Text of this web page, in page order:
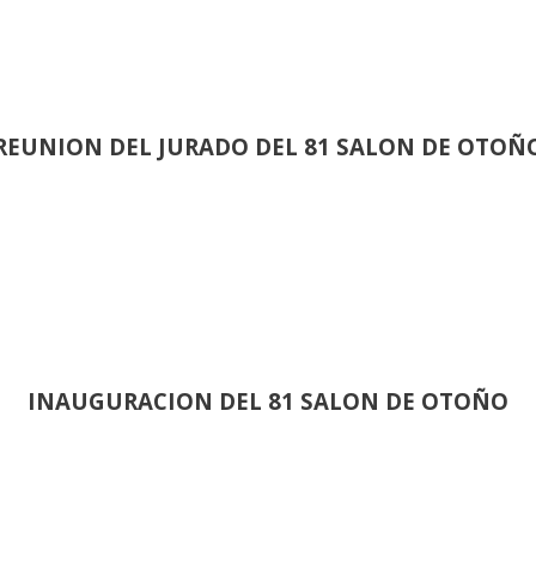
DEL JURADO DEL 81 SALON DE
INAUGURACION DEL 81 SALON DE OTOÑO